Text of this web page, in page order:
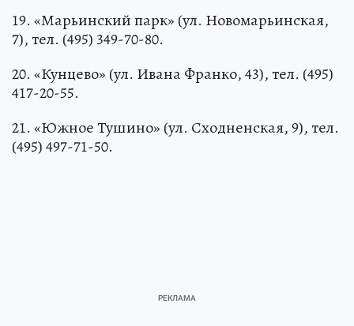
19. «Марьинский парк» (ул. Новомарьинская,
7), тел. (495) 349-70-80.
20. «Кунцево» (ул. Ивана Франко, 43), тел. (495)
417-20-55.
21. «Южное Тушино» (ул. Сходненская, 9), тел.
(495) 497-71-50.